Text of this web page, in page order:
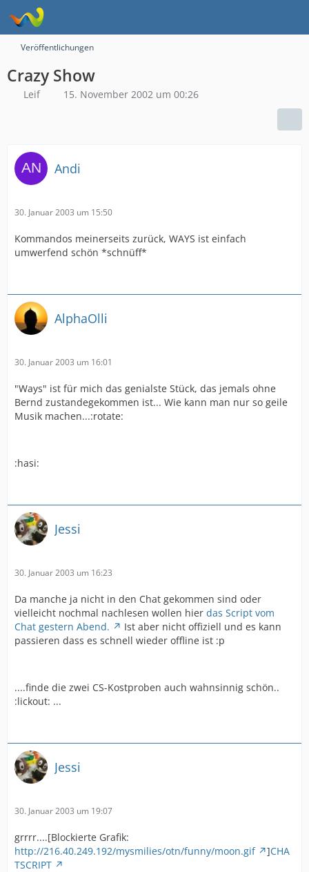
Veröffentlichungen
Crazy Show
Leif 15. November 2002 um 00:26
Andi
30. Januar 2003 um 15:50
Kommandos meinerseits zurück, WAYS ist einfach
umwerfend schön *schnüff*
AlphaOlli
30. Januar 2003 um 16:01
"Ways" ist für mich das genialste Stück, das jemals ohne
Bernd zustandegekommen ist... Wie kann man nur so geile
Musik machen...:rotate:
:hasi:
Jessi
30. Januar 2003 um 16:23
Da manche ja nicht in den Chat gekommen sind oder
vielleicht nochmal nachlesen wollen hier das Script vom
Chat gestern Abend.
Ist aber nicht offiziell und es kann
passieren dass es schnell wieder offline ist :p
....finde die zwei CS-Kostproben auch wahnsinnig schön..
:lickout: ...
Jessi
30. Januar 2003 um 19:07
grrrr....[Blockierte Grafik:
http://216.40.249.192/mysmilies/otn/funny/moon.gif
]CHA
TSCRIPT